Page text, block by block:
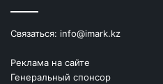
Связаться: info@imark.kz
Реклама на сайте
Генеральный спонсор